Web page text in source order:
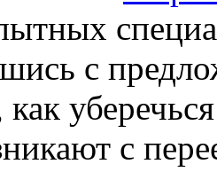
с
как
с